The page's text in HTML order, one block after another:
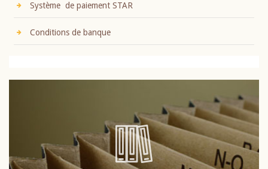
Système de paiement STAR
Conditions de banque